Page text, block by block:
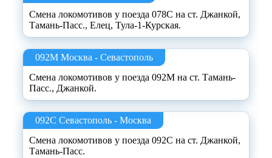
Смена локомотивов у поезда 078С на ст. Джанкой,
Тамань-Пасс., Елец, Тула-1-Курская.
092М Москва - Севастополь
Смена локомотивов у поезда 092М на ст. Тамань-
Пасс., Джанкой.
092С Севастополь - Москва
Смена локомотивов у поезда 092С на ст. Джанкой,
Тамань-Пасс.